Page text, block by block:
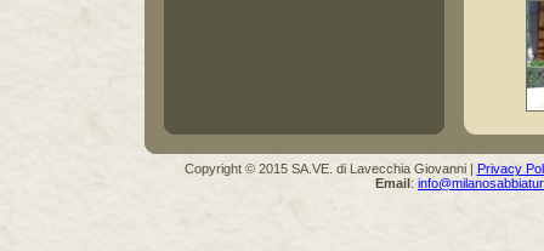
Copyright © 2015 SA.VE. di Lavecchia Giovanni | Privacy
Email: